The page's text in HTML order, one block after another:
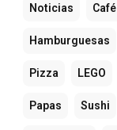
Noticias Café
Hamburguesas
Pizza LEGO
Papas Sushi